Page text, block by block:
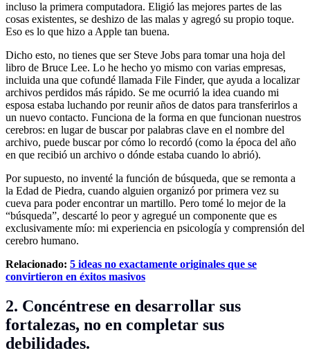
incluso la primera computadora. Eligió las mejores partes de las
cosas existentes, se deshizo de las malas y agregó su propio toque.
Eso es lo que hizo a Apple tan buena.
Dicho esto, no tienes que ser Steve Jobs para tomar una hoja del
libro de Bruce Lee. Lo he hecho yo mismo con varias empresas,
incluida una que cofundé llamada File Finder, que ayuda a localizar
archivos perdidos más rápido. Se me ocurrió la idea cuando mi
esposa estaba luchando por reunir años de datos para transferirlos a
un nuevo contacto. Funciona de la forma en que funcionan nuestros
cerebros: en lugar de buscar por palabras clave en el nombre del
archivo, puede buscar por cómo lo recordó (como la época del año
en que recibió un archivo o dónde estaba cuando lo abrió).
Por supuesto, no inventé la función de búsqueda, que se remonta a
la Edad de Piedra, cuando alguien organizó por primera vez su
cueva para poder encontrar un martillo. Pero tomé lo mejor de la
“búsqueda”, descarté lo peor y agregué un componente que es
exclusivamente mío: mi experiencia en psicología y comprensión del
cerebro humano.
Relacionado: 5 ideas no exactamente originales que se
convirtieron en éxitos masivos
2. Concéntrese en desarrollar sus
fortalezas, no en completar sus
debilidades.